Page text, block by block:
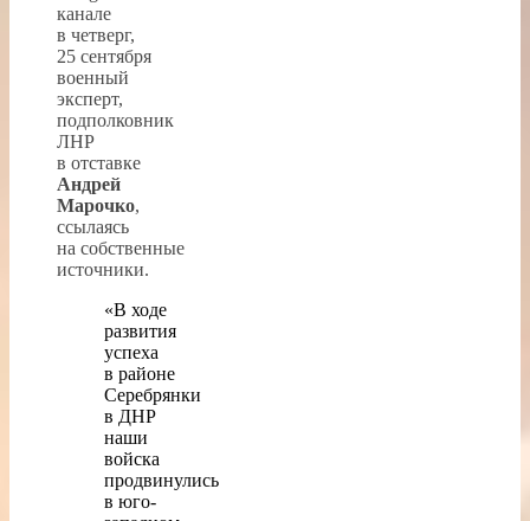
канале
в четверг,
25 сентября
военный
эксперт,
подполковник
ЛНР
в отставке
Андрей
Марочко,
ссылаясь
на собственные
источники.
«В ходе
развития
успеха
в районе
Серебрянки
в ДНР
наши
войска
продвинулись
в юго-